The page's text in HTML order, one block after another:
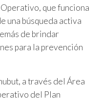
que funciona
una búsqueda activa
de brindar
para la prevención
a través del Área
del Plan